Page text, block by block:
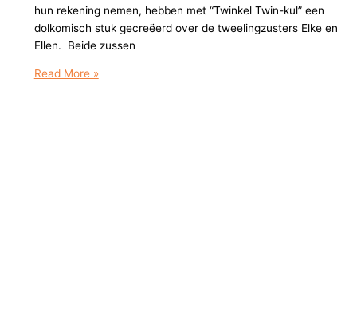
hun rekening nemen, hebben met “Twinkel Twin-kul” een
dolkomisch stuk gecreëerd over de tweelingzusters Elke en
Ellen. Beide zussen
Swingende
Read More »